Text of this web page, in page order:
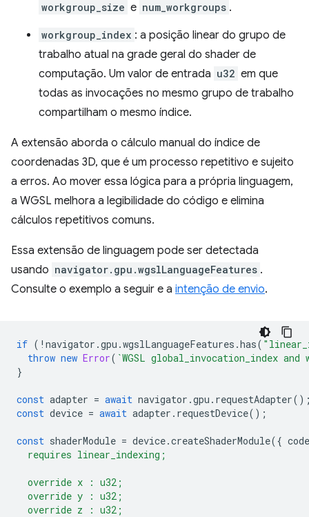
workgroup_size e num_workgroups .
workgroup_index : a posição linear do grupo de
trabalho atual na grade geral do shader de
computação. Um valor de entrada u32 em que
todas as invocações no mesmo grupo de trabalho
compartilham o mesmo índice.
A extensão aborda o cálculo manual do índice de
coordenadas 3D, que é um processo repetitivo e sujeito
a erros. Ao mover essa lógica para a própria linguagem,
a WGSL melhora a legibilidade do código e elimina
cálculos repetitivos comuns.
Essa extensão de linguagem pode ser detectada
usando navigator.gpu.wgslLanguageFeatures .
Consulte o exemplo a seguir e a intenção de envio.
if ( ! navigator .gpu .wgslLanguageFeatures .has(
throw new Error( `WGSL global_invocation_index
}
const adapter = await navigator .gpu . requestAdapter
const device = await adapter . requestDevice();
const shaderModule = device.createShaderModule({ code
  requires linear_indexing;
  override x : u32;
  override y : u32;
  override z : u32;